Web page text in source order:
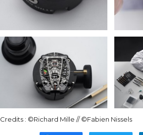
Credits : ©Richard Mille // ©Fabien Nissels